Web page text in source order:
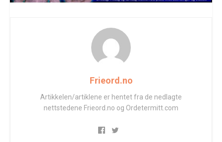
Frieord.no
Artikkelen/artiklene er hentet fra de nedlagte
nettstedene Frieord.no og Ordetermitt.com